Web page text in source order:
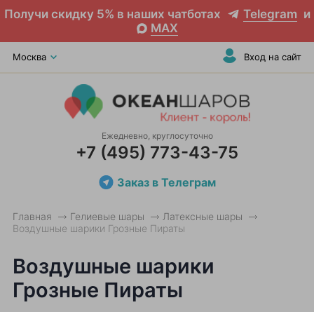
Получи скидку 5% в наших чатботах Telegram и
MAX
Москва Вход на сайт
Ежедневно, круглосуточно
+7 (495) 773-43-75
Заказ в Телеграм
Главная Гелиевые шары
Латексные шары
Воздушные шарики Грозные Пираты
Воздушные шарики
Грозные Пираты